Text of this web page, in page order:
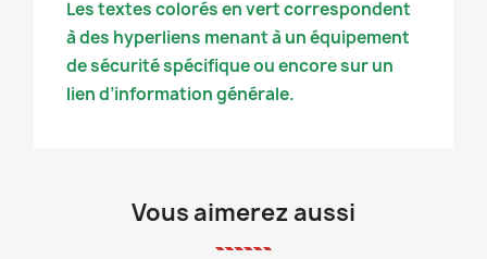
Les textes colorés en vert correspondent
à des hyperliens menant à un équipement
de sécurité spécifique ou encore sur un
lien d’information générale.
Vous aimerez aussi